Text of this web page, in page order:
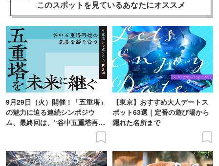
このスポットを見ているあなたにオススメ
9月29日（火）開催！「五重塔」
の魅力に迫る連続シンポジウ
ム、最終回は、“谷中五重塔再建
【東京】おすすめ大人デートス
ポット63選｜定番の遊び場から
隠れた名所まで